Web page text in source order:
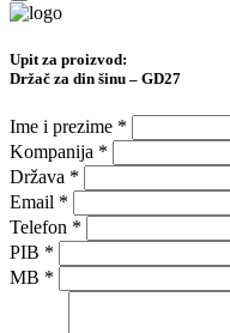
Upit za proizvod:
Držač za din šinu – GD27
Ime i prezime *
Kompanija *
Država *
Email *
Telefon *
PIB *
MB *